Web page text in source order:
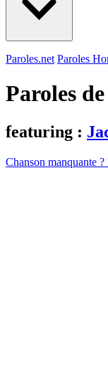
Paroles.net Paroles
Paroles
featuring :
Chanson manquante